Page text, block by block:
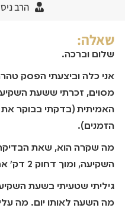
הרב
שאלה:
שלום וברכה.
אני כלה וביצעתי הפסק
האמיתית (בדקתי בבוקר
הזמנים).
השקיעה, ומוך דחוק 2 דק' אחר כך...
גיליתי שטעיתי בשעת
מה השעה לאותו יום. מה